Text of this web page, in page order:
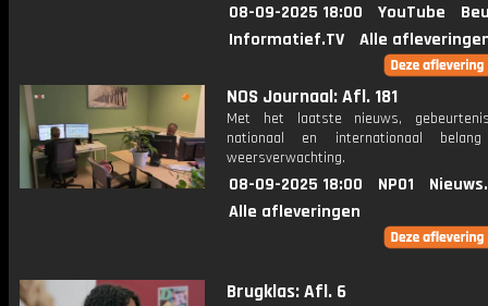
08-09-2025 18:00 YouTube
Informatief.TV
Alle
NOS Journaal: Afl. 181
Met het laatste nieuws,
nationaal en internationaal
weersverwachting.
08-09-2025 18:00 NPO1
Alle afleveringen
Brugklas: Afl. 6